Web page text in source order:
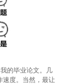
的毕业论文。几
速度。当然，最让